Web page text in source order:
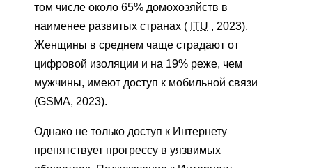
том числе около 65% домохозяйств в
наименее развитых странах ( ITU , 2023).
Женщины в среднем чаще страдают от
цифровой изоляции и на 19% реже, чем
мужчины, имеют доступ к мобильной связи
(GSMA, 2023).
Однако не только доступ к Интернету
препятствует прогрессу в уязвимых